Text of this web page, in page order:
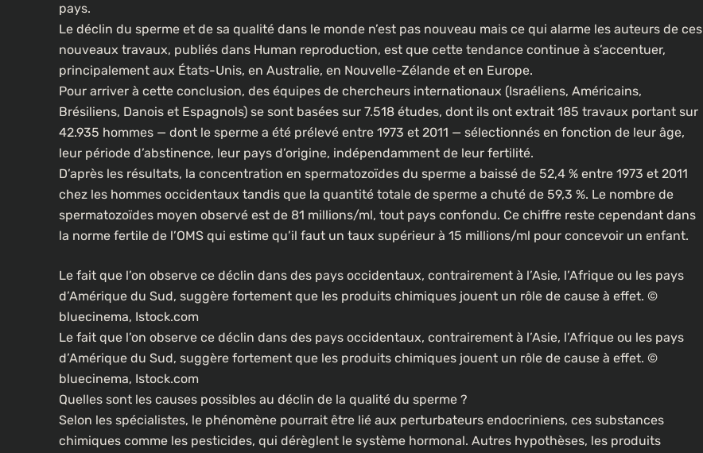
pays.
Le déclin du sperme et de sa qualité dans le monde n’est pas nouveau mais ce qui alarme les auteurs de ces
nouveaux travaux, publiés dans Human reproduction, est que cette tendance continue à s’accentuer,
principalement aux États-Unis, en Australie, en Nouvelle-Zélande et en Europe.
Pour arriver à cette conclusion, des équipes de chercheurs internationaux (Israéliens, Américains,
Brésiliens, Danois et Espagnols) se sont basées sur 7.518 études, dont ils ont extrait 185 travaux portant sur
42.935 hommes — dont le sperme a été prélevé entre 1973 et 2011 — sélectionnés en fonction de leur âge,
leur période d’abstinence, leur pays d’origine, indépendamment de leur fertilité.
D’après les résultats, la concentration en spermatozoïdes du sperme a baissé de 52,4 % entre 1973 et 2011
chez les hommes occidentaux tandis que la quantité totale de sperme a chuté de 59,3 %. Le nombre de
spermatozoïdes moyen observé est de 81 millions/ml, tout pays confondu. Ce chiffre reste cependant dans
la norme fertile de l’OMS qui estime qu’il faut un taux supérieur à 15 millions/ml pour concevoir un enfant.
Le fait que l’on observe ce déclin dans des pays occidentaux, contrairement à l’Asie, l’Afrique ou les pays
d’Amérique du Sud, suggère fortement que les produits chimiques jouent un rôle de cause à effet. ©
bluecinema, Istock.com
Le fait que l’on observe ce déclin dans des pays occidentaux, contrairement à l’Asie, l’Afrique ou les pays
d’Amérique du Sud, suggère fortement que les produits chimiques jouent un rôle de cause à effet. ©
bluecinema, Istock.com
Quelles sont les causes possibles au déclin de la qualité du sperme ?
Selon les spécialistes, le phénomène pourrait être lié aux perturbateurs endocriniens, ces substances
chimiques comme les pesticides, qui dérèglent le système hormonal. Autres hypothèses, les produits